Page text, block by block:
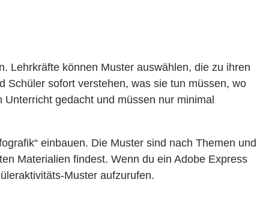
Lehrkräfte können Muster auswählen, die zu ihren
Schüler sofort verstehen, was sie tun müssen, wo
gedacht und müssen nur minimal
einbauen. Die Muster sind nach Themen und
Materialien findest. Wenn du ein Adobe Express
Muster aufzurufen.